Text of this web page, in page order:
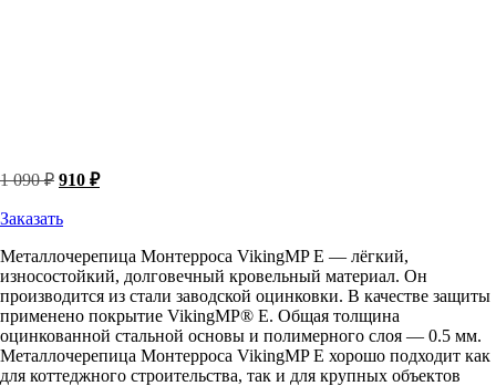
1 090₽ Первоначальная
составляла
090 ₽.
910 ₽Текущая
Заказать
Металлочерепица Монтерроса VikingMP E — лёгкий,
износостойкий, долговечный кровельный материал. Он
производится из стали заводской оцинковки. В качестве защиты
применено покрытие VikingMP® E. Общая толщина
оцинкованной стальной основы и полимерного слоя — 0.5 мм.
Металлочерепица Монтерроса VikingMP E хорошо подходит как
для коттеджного строительства, так и для крупных объектов